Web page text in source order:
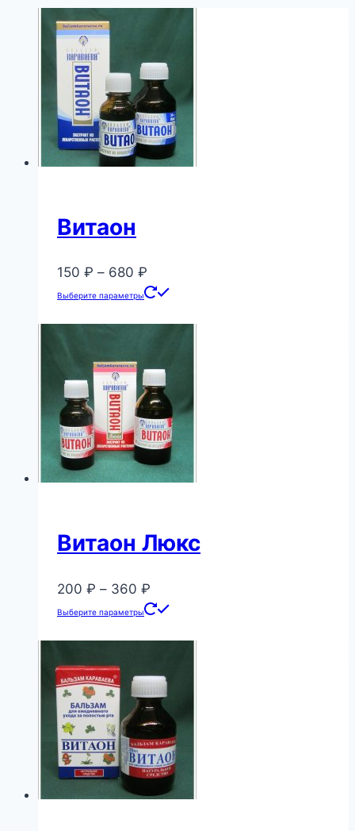
Витаон
150 ₽ – 680 ₽
цен:
Выберите параметры
Этот
Опции
можно
выбрать
на
странице
Витаон Люкс
200 ₽ – 360 ₽
цен:
360 ₽
Выберите параметры
Этот
Опции
можно
выбрать
на
странице